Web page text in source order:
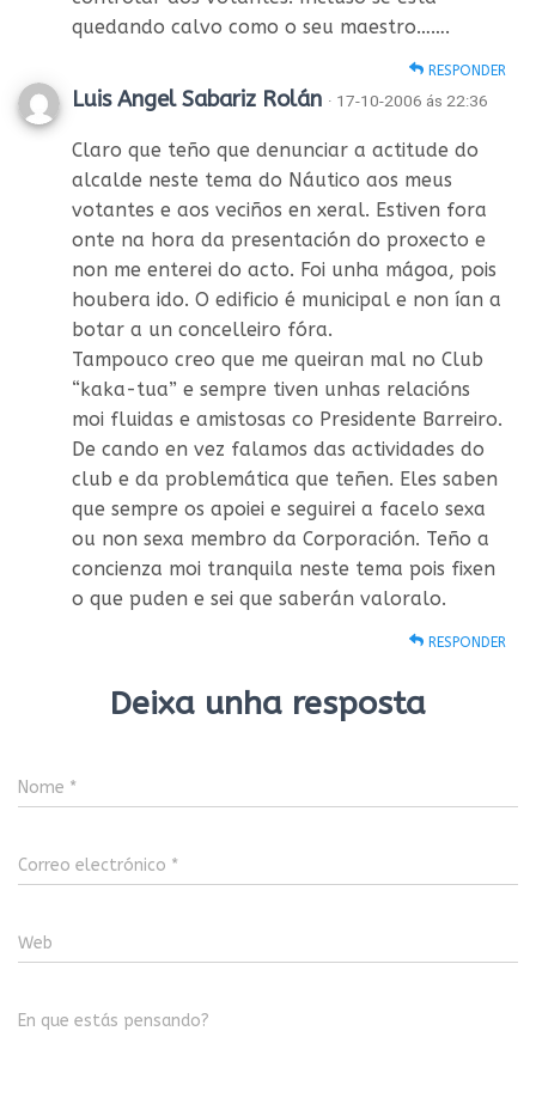
quedando calvo como o seu maestro…….
RESPONDER
Luis Angel Sabariz Rolán · 17-10-2006 ás 22:36
Claro que teño que denunciar a actitude do
alcalde neste tema do Náutico aos meus
votantes e aos veciños en xeral. Estiven fora
onte na hora da presentación do proxecto e
non me enterei do acto. Foi unha mágoa, pois
houbera ido. O edificio é municipal e non ían a
botar a un concelleiro fóra.
Tampouco creo que me queiran mal no Club
“kaka-tua” e sempre tiven unhas relacións
moi fluidas e amistosas co Presidente Barreiro.
De cando en vez falamos das actividades do
club e da problemática que teñen. Eles saben
que sempre os apoiei e seguirei a facelo sexa
ou non sexa membro da Corporación. Teño a
concienza moi tranquila neste tema pois fixen
o que puden e sei que saberán valoralo.
RESPONDER
Deixa unha resposta
Nome *
Correo electrónico *
Web
En que estás pensando?